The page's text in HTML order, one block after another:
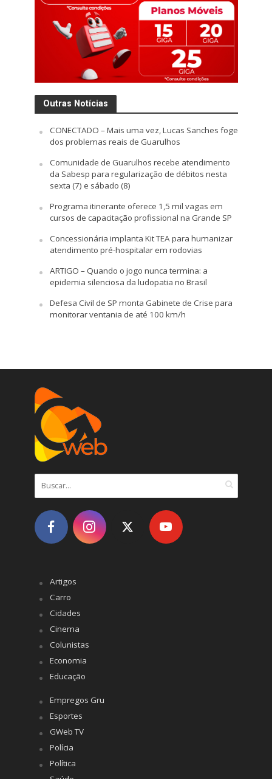
Outras Notícias
CONECTADO – Mais uma vez, Lucas Sanches foge
dos problemas reais de Guarulhos
Comunidade de Guarulhos recebe atendimento
da Sabesp para regularização de débitos nesta
sexta (7) e sábado (8)
Programa itinerante oferece 1,5 mil vagas em
cursos de capacitação profissional na Grande SP
Concessionária implanta Kit TEA para humanizar
atendimento pré-hospitalar em rodovias
ARTIGO – Quando o jogo nunca termina: a
epidemia silenciosa da ludopatia no Brasil
Defesa Civil de SP monta Gabinete de Crise para
monitorar ventania de até 100 km/h
Artigos
Carro
Cidades
Cinema
Colunistas
Economia
Educação
Empregos Gru
Esportes
GWeb TV
Polícia
Política